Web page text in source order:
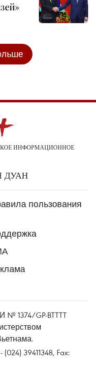
ИНФОРМАЦИОННОЕ
ДУАН
пользования
№ 1374/GP-BTTTT
39411348, Fax: